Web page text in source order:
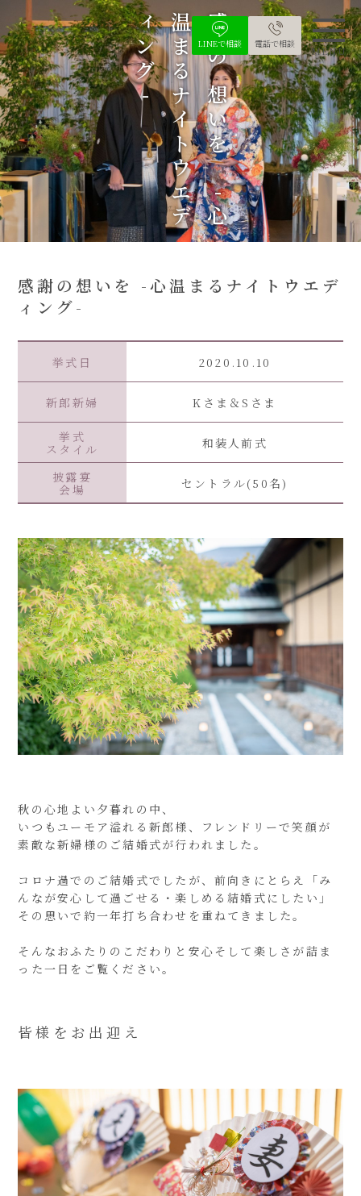
LINEで相談 電話で相談
MENU
感
謝
の
想
い
を
-
心
温
ま
る
ナ
イ
ト
ウ
エ
デ
ィ
ン
グ
-
感謝の想いを -心温まるナイトウエデ
ィング-
挙式日 2020.10.10
新郎新婦 Kさま＆Sさま
挙式
スタイル
和装人前式
披露宴
会場
セントラル(50名)
秋の心地よい夕暮れの中、
いつもユーモア溢れる新郎様、フレンドリーで笑顔が
素敵な新婦様のご結婚式が行われました。
コロナ過でのご結婚式でしたが、前向きにとらえ「み
んなが安心して過ごせる・楽しめる結婚式にしたい」
その思いで約一年打ち合わせを重ねてきました。
そんなおふたりのこだわりと安心そして楽しさが詰ま
った一日をご覧ください。
皆様をお出迎え